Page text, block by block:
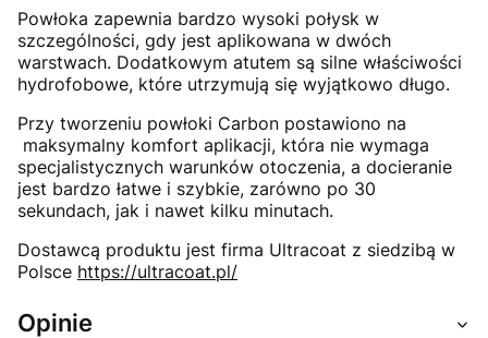
Powłoka zapewnia bardzo wysoki połysk w
szczególności, gdy jest aplikowana w dwóch
warstwach. Dodatkowym atutem są silne właściwości
hydrofobowe, które utrzymują się wyjątkowo długo.
Przy tworzeniu powłoki Carbon postawiono na
maksymalny komfort aplikacji, która nie wymaga
specjalistycznych warunków otoczenia, a docieranie
jest bardzo łatwe i szybkie, zarówno po 30
sekundach, jak i nawet kilku minutach.
Dostawcą produktu jest firma Ultracoat z siedzibą w
Polsce https://ultracoat.pl/
Opinie